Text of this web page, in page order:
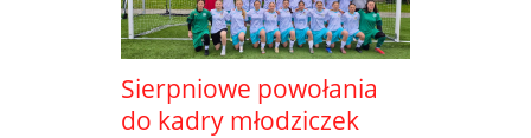
Sierpniowe powołania
do kadry młodziczek